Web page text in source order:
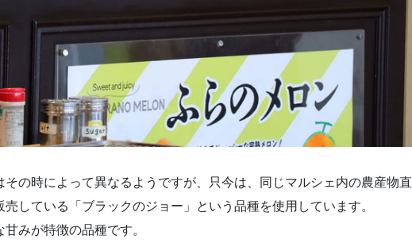
その時によって異なるようですが、只今は、同じマルシェ内の農産物直
している「ブラックのジョー」という品種を使用しています。
みが特徴の品種です。